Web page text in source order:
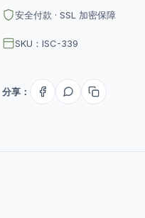
安全付款 · SSL 加密保障
SKU：ISC-339
分享：